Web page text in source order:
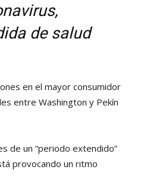
de salud
en el mayor consumidor
entre Washington y Pekín
de un “periodo extendido”
provocando un ritmo